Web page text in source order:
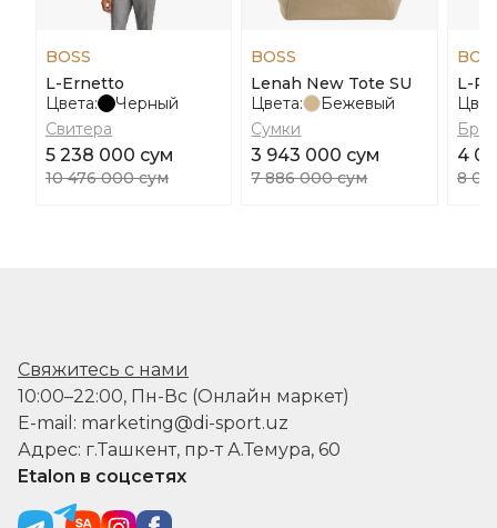
BOSS
L-Ernetto
Цвета:
Черный
Свитера
5 238 000 сум
10 476 000 сум
BOSS
Lenah New Tote SU
Цвета:
Бежевый
Сумки
3 943 000 сум
7 886 000 сум
L-
4
8
Свяжитесь с нами
10:00–22:00, Пн-Вс (Онлайн маркет)
E-mail: marketing@di-sport.uz
Адрес: г.Ташкент, пр-т А.Темура, 60
Etalon в соцсетях